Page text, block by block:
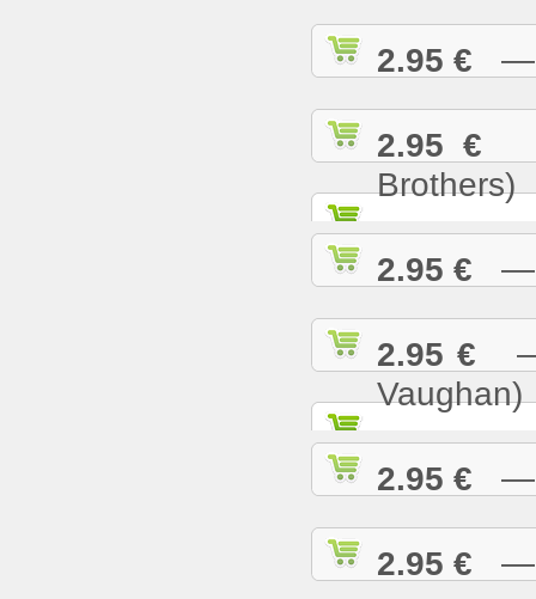
2.95 € —
2.95 €
Brothers)
2.95 € —
2.95 € —
Vaughan)
2.95 € —
2.95 € —